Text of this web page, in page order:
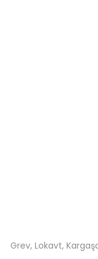
Grev, Lokavt,